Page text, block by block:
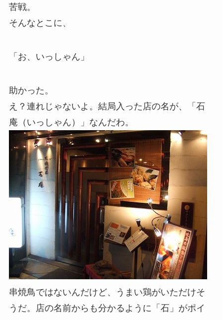
苦戦。
そんなとこに、
「お、いっしゃん」
助かった。
え？連れじゃないよ。結局入った店の名が、「石
庵（いっしゃん）」なんだわ。
串焼鳥ではないんだけど、うまい鶏がいただけそ
うだ。店の名前からも分かるように「石」がポイ